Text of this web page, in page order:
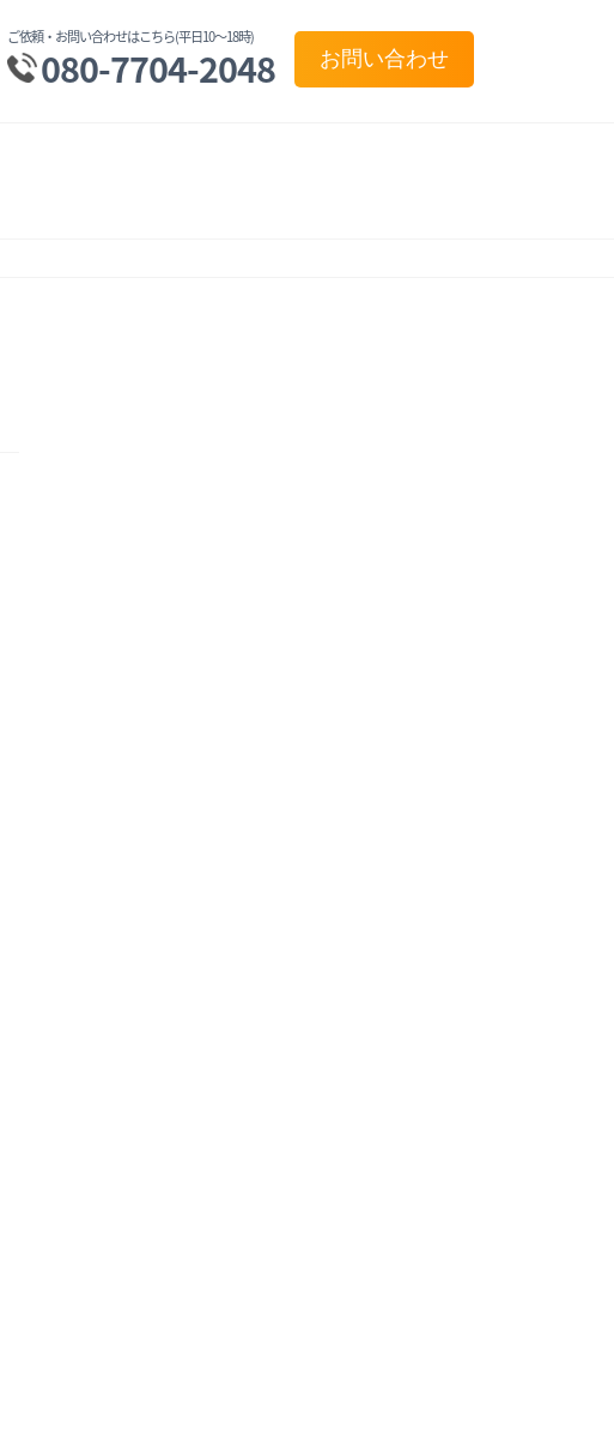
ご依頼・お問い合わせはこちら(平日10〜18時)
080-7704-2048 お問い合わせ